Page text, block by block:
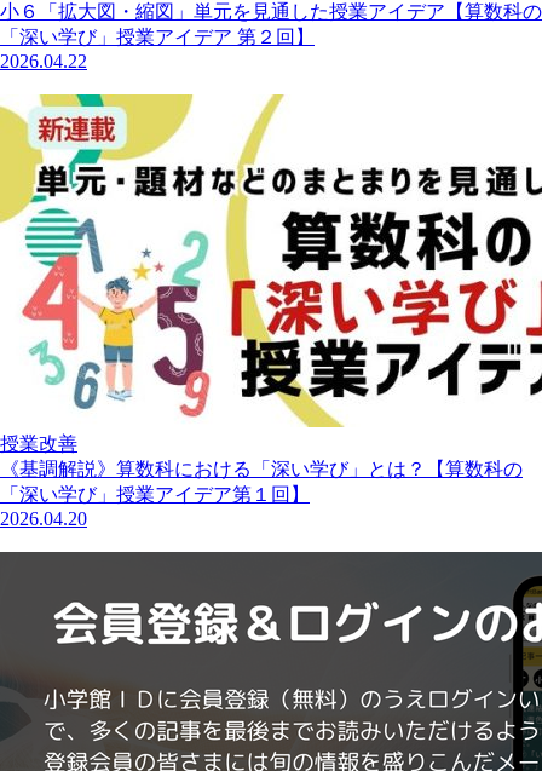
小６「拡大図・縮図」単元を見通した授業アイデア【算数科の
「深い学び」授業アイデア 第２回】
2026.04.22
授業改善
《基調解説》算数科における「深い学び」とは？【算数科の
「深い学び」授業アイデア第１回】
2026.04.20